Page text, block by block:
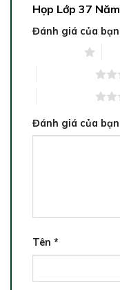
Họp Lớp 37
Đánh giá của bạn
Đánh giá của bạn
Tên *